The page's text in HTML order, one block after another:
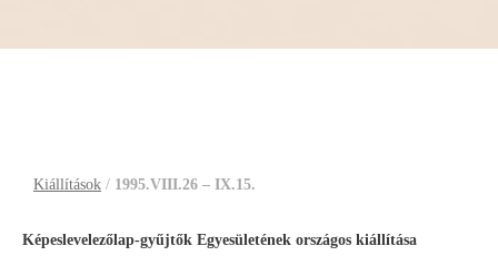
Kiállítások / 1995.VIII.26 – IX.15.
Képeslevelezőlap-gyűjtők Egyesületének országos kiállítása